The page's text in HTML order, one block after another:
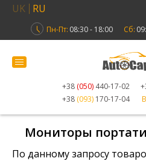
UK RU
Пн-Пт: 08:30 - 18:00 Сб:
+38 (050) 440-17-02
+38 (093) 170-17-04
Мониторы
По данному запросу